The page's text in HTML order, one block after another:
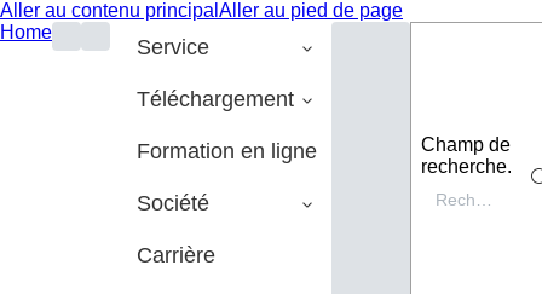
Aller au contenu principal Aller au pied de page
Home
Service
Téléchargement
Formation en ligne
Société
Carrière
Champ de
recherche.